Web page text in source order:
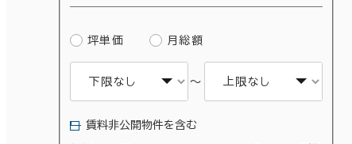
坪単価 月総額
～
賃料非公開物件を含む